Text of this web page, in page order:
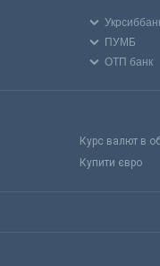
ПУМБ
ОТП банк
Курс валют в
Купити євро